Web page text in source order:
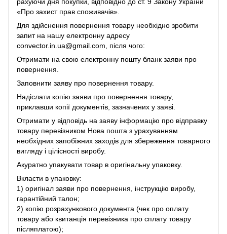
«Про захист прав споживачів».
Для здійснення повернення товару необхідно зробити
запит на нашу електронну адресу
convector.in.ua@gmail.com, після чого:
Отримати на свою електронну пошту бланк заяви про
повернення.
Заповнити заяву про повернення товару.
Надіслати копію заяви про повернення товару,
приклавши копії документів, зазначених у заяві.
Отримати у відповідь на заяву інформацію про відправку
товару перевізником Нова пошта з урахуванням
необхідних запобіжних заходів для збереження товарного
вигляду і цілісності виробу.
Акуратно упакувати товар в оригінальну упаковку.
Вкласти в упаковку:
1) оригінал заяви про повернення, інструкцію виробу,
гарантійний талон;
2) копію розрахункового документа (чек про оплату
товару або квитанція перевізника про сплату товару
післяплатою);